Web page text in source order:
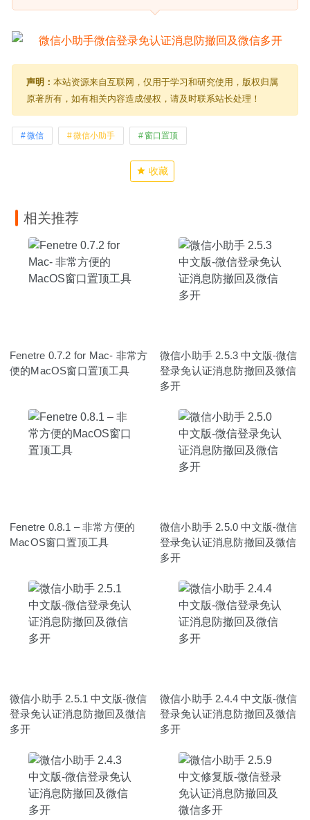
声明： 本站资源来自互联网，仅用于学习和研究使用，版权归属
原著所有，如有相关内容造成侵权，请及时联系站长处理！
微信 微信小助手 窗口置顶
收藏
相关推荐
Fenetre 0.7.2 for Mac- 非常方
便的MacOS窗口置顶工具
微信小助手 2.5.3 中文版-微信
登录免认证消息防撤回及微信
多开
Fenetre 0.8.1 – 非常方便的
MacOS窗口置顶工具
微信小助手 2.5.0 中文版-微信
登录免认证消息防撤回及微信
多开
微信小助手 2.5.1 中文版-微信
登录免认证消息防撤回及微信
多开
微信小助手 2.4.4 中文版-微信
登录免认证消息防撤回及微信
多开